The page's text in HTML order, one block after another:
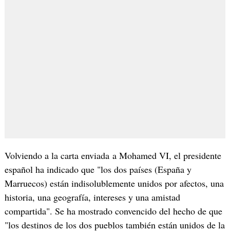
Volviendo a la carta enviada a Mohamed VI, el presidente
español ha indicado que "los dos países (España y
Marruecos) están indisolublemente unidos por afectos, una
historia, una geografía, intereses y una amistad
compartida". Se ha mostrado convencido del hecho de que
"los destinos de los dos pueblos también están unidos de la